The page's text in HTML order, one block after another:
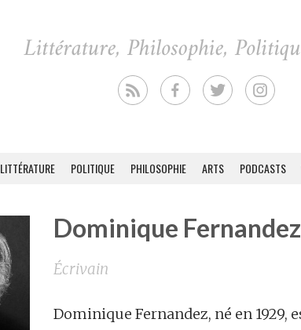
LITTÉRATURE POLITIQUE PHILOSOPHIE ARTS PODCASTS
Dominique Fernandez
Écrivain
Dominique Fernandez, né en 1929,